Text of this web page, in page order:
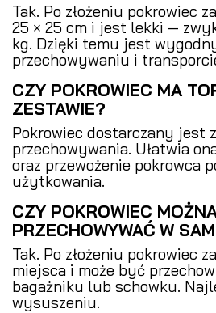
Tak. Po złożeniu pokrowiec
25 × 25 cm i jest lekki —
kg. Dzięki temu jest
przechowywaniu i
CZY POKROWIEC MA
ZESTAWIE?
Pokrowiec dostarczany jest
przechowywania. Ułatwia
oraz przewożenie pokrowca
użytkowania.
CZY POKROWIEC
PRZECHOWYWAĆ W
Tak. Po złożeniu pokrowiec
miejsca i może być
bagażniku lub schowku.
wysuszeniu.